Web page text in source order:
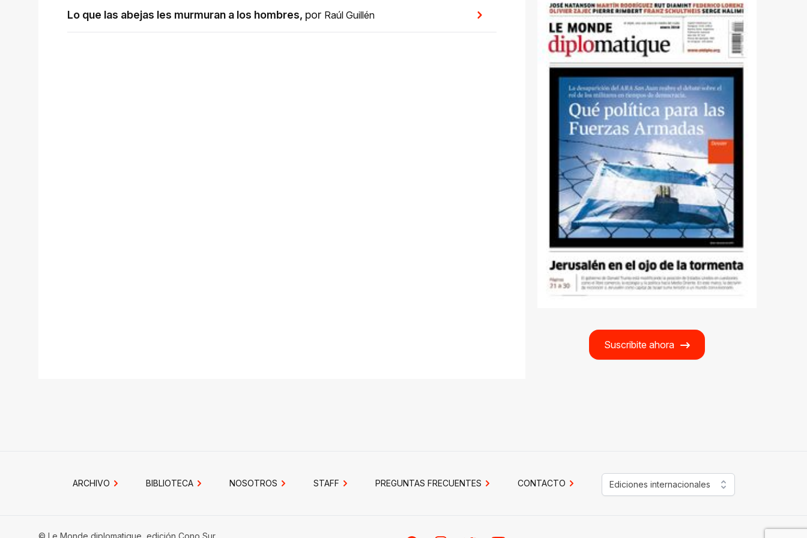
Suscribite ahora
Lo que las abejas les murmuran a los hombres, por Raúl Guillén
ARCHIVO BIBLIOTECA NOSOTROS STAFF PREGUNTAS FRECUENTES CONTACTO Ediciones internacionales
© Le Monde diplomatique, edición Cono Sur.